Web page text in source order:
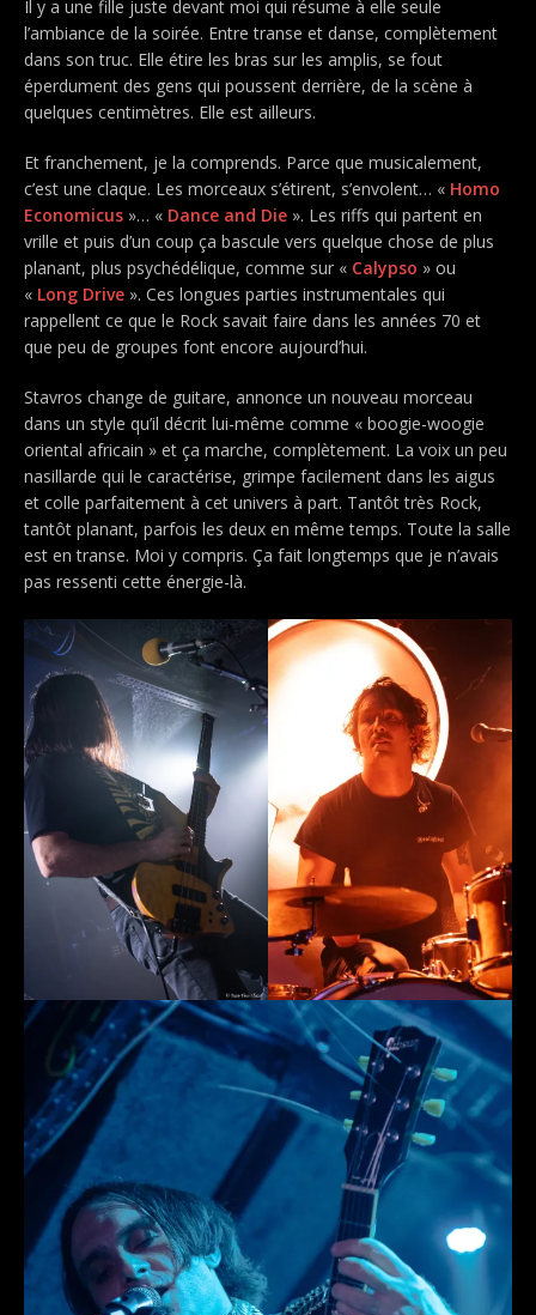
Il y a une fille juste devant moi qui résume à elle seule
l’ambiance de la soirée. Entre transe et danse, complètement
dans son truc. Elle étire les bras sur les amplis, se fout
éperdument des gens qui poussent derrière, de la scène à
quelques centimètres. Elle est ailleurs.
Et franchement, je la comprends. Parce que musicalement,
c’est une claque. Les morceaux s’étirent, s’envolent… « Homo
Economicus »… « Dance and Die ». Les riffs qui partent en
vrille et puis d’un coup ça bascule vers quelque chose de plus
planant, plus psychédélique, comme sur « Calypso » ou
« Long Drive ». Ces longues parties instrumentales qui
rappellent ce que le Rock savait faire dans les années 70 et
que peu de groupes font encore aujourd’hui.
Stavros change de guitare, annonce un nouveau morceau
dans un style qu’il décrit lui-même comme « boogie-woogie
oriental africain » et ça marche, complètement. La voix un peu
nasillarde qui le caractérise, grimpe facilement dans les aigus
et colle parfaitement à cet univers à part. Tantôt très Rock,
tantôt planant, parfois les deux en même temps. Toute la salle
est en transe. Moi y compris. Ça fait longtemps que je n’avais
pas ressenti cette énergie-là.